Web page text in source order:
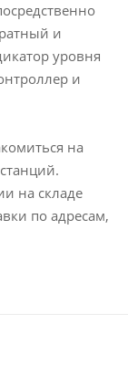
и
уровня
и
на
на складе
по адресам,